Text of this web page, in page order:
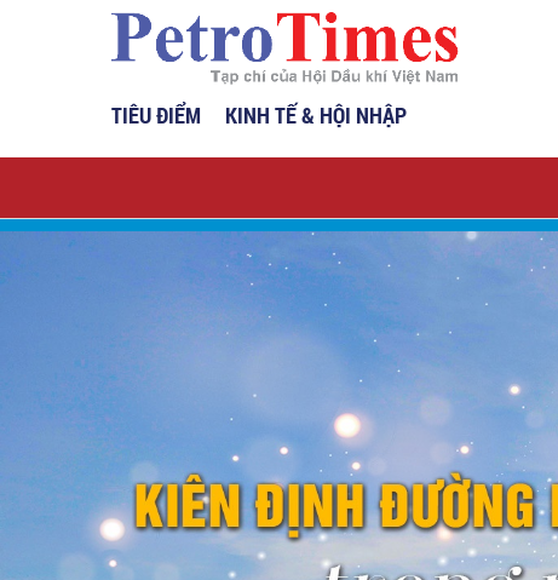
TIÊU ĐIỂM KINH TẾ & HỘI NHẬP